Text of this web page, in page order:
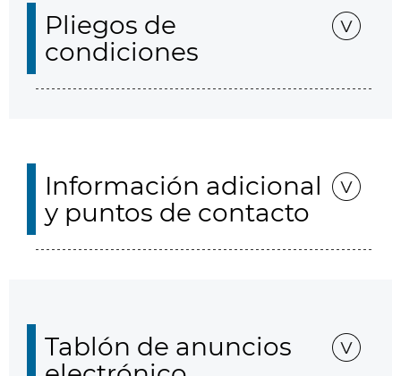
Pliegos de
condiciones
Información adicional
y puntos de contacto
Tablón de anuncios